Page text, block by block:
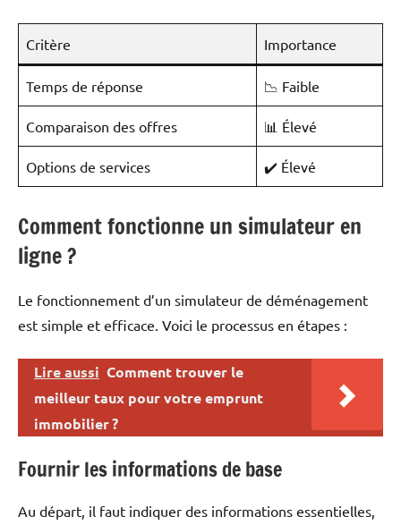
Critère Importance
Temps de réponse 📉 Faible
Comparaison des offres 📊 Élevé
Options de services ✔️ Élevé
Comment fonctionne un simulateur en
ligne ?
Le fonctionnement d’un simulateur de déménagement
est simple et efficace. Voici le processus en étapes :
Lire aussi Comment trouver le
meilleur taux pour votre emprunt
immobilier ?
Fournir les informations de base
Au départ, il faut indiquer des informations essentielles,